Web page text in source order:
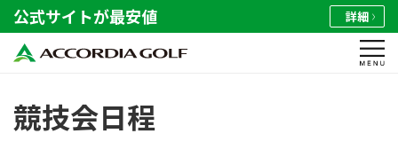
公式サイトが最安値 詳細
競技会日程